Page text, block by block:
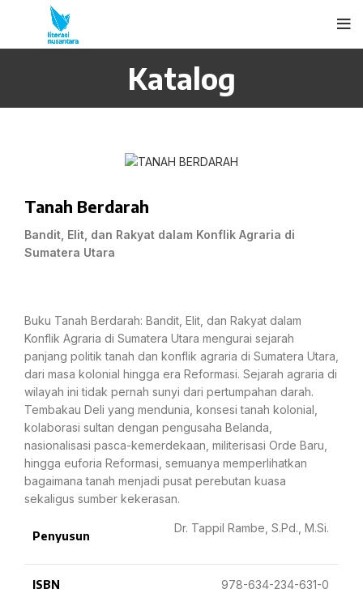
Katalog
Tanah Berdarah
Bandit, Elit, dan Rakyat dalam Konflik Agraria di
Sumatera Utara
Buku Tanah Berdarah: Bandit, Elit, dan Rakyat dalam
Konflik Agraria di Sumatera Utara mengurai sejarah
panjang politik tanah dan konflik agraria di Sumatera Utara,
dari masa kolonial hingga era Reformasi. Sejarah agraria di
wilayah ini tidak pernah sunyi dari pertumpahan darah.
Tembakau Deli yang mendunia, konsesi tanah kolonial,
kolaborasi sultan dengan pengusaha Belanda,
nasionalisasi pasca-kemerdekaan, militerisasi Orde Baru,
hingga euforia Reformasi, semuanya memperlihatkan
bagaimana tanah menjadi pusat perebutan kuasa
sekaligus sumber kekerasan.
Penyusun
Dr. Tappil Rambe, S.Pd., M.Si.
ISBN 978-634-234-631-0